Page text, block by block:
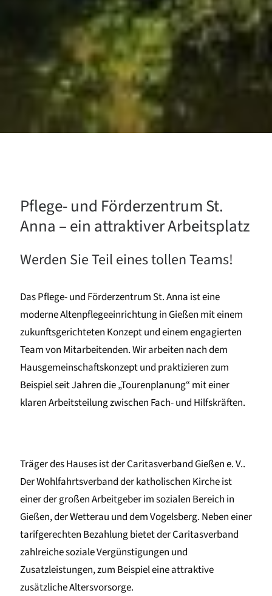
Pflege- und Förderzentrum St.
Anna – ein attraktiver Arbeitsplatz
Werden Sie Teil eines tollen Teams!
Das Pflege- und Förderzentrum St. Anna ist eine
moderne Altenpflegeeinrichtung in Gießen mit einem
zukunftsgerichteten Konzept und einem engagierten
Team von Mitarbeitenden. Wir arbeiten nach dem
Hausgemeinschaftskonzept und praktizieren zum
Beispiel seit Jahren die „Tourenplanung“ mit einer
klaren Arbeitsteilung zwischen Fach- und Hilfskräften.
Träger des Hauses ist der Caritasverband Gießen e. V..
Der Wohlfahrtsverband der katholischen Kirche ist
einer der großen Arbeitgeber im sozialen Bereich in
Gießen, der Wetterau und dem Vogelsberg. Neben einer
tarifgerechten Bezahlung bietet der Caritasverband
zahlreiche soziale Vergünstigungen und
Zusatzleistungen, zum Beispiel eine attraktive
zusätzliche Altersvorsorge.